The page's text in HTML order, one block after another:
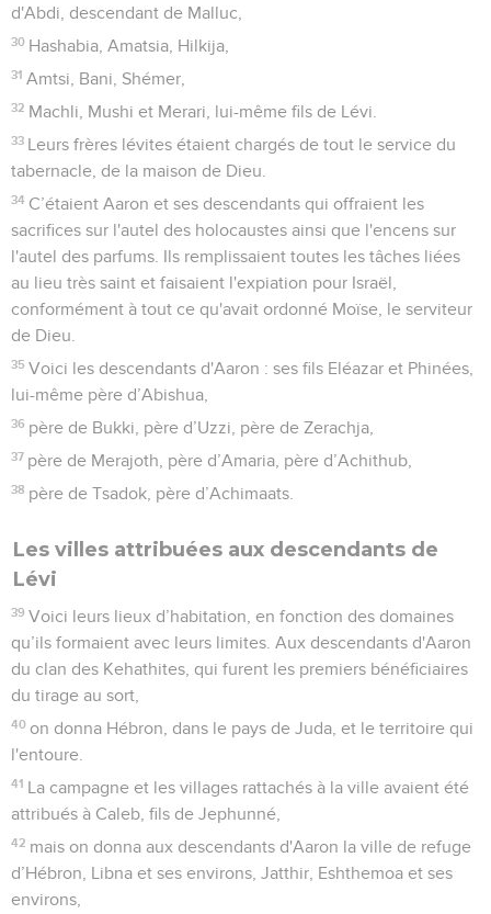
d'Abdi, descendant de Malluc,
30 Hashabia, Amatsia, Hilkija,
31 Amtsi, Bani, Shémer,
32 Machli, Mushi et Merari, lui-même fils de Lévi.
33 Leurs frères lévites étaient chargés de tout le service du
tabernacle, de la maison de Dieu.
34 C’étaient Aaron et ses descendants qui offraient les
sacrifices sur l'autel des holocaustes ainsi que l'encens sur
l'autel des parfums. Ils remplissaient toutes les tâches liées
au lieu très saint et faisaient l'expiation pour Israël,
conformément à tout ce qu'avait ordonné Moïse, le serviteur
de Dieu.
35 Voici les descendants d'Aaron : ses fils Eléazar et Phinées,
lui-même père d’Abishua,
36 père de Bukki, père d’Uzzi, père de Zerachja,
37 père de Merajoth, père d’Amaria, père d’Achithub,
38 père de Tsadok, père d’Achimaats.
Les villes attribuées aux descendants de
Lévi
39 Voici leurs lieux d’habitation, en fonction des domaines
qu’ils formaient avec leurs limites. Aux descendants d'Aaron
du clan des Kehathites, qui furent les premiers bénéficiaires
du tirage au sort,
40 on donna Hébron, dans le pays de Juda, et le territoire qui
l'entoure.
41 La campagne et les villages rattachés à la ville avaient été
attribués à Caleb, fils de Jephunné,
42 mais on donna aux descendants d'Aaron la ville de refuge
d’Hébron, Libna et ses environs, Jatthir, Eshthemoa et ses
environs,